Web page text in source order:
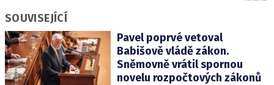
SOUVISEJÍCÍ
Pavel poprvé vetoval
Babišově vládě zákon.
Sněmovně vrátil spornou
novelu rozpočtových zákonů